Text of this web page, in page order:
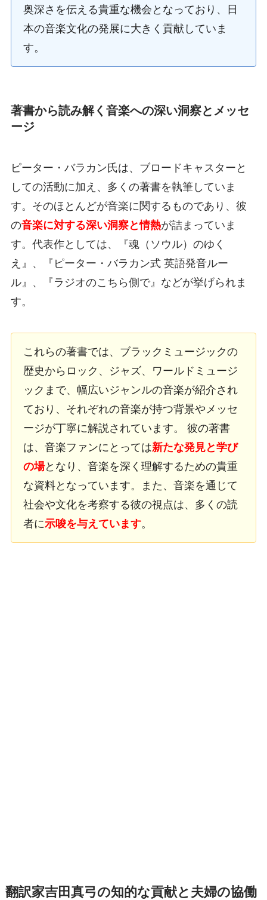
奥深さを伝える貴重な機会となっており、日
本の音楽文化の発展に大きく貢献していま
す。
著書から読み解く音楽への深い洞察とメッセ
ージ
ピーター・バラカン氏は、ブロードキャスターと
しての活動に加え、多くの著書を執筆していま
す。そのほとんどが音楽に関するものであり、彼
の音楽に対する深い洞察と情熱が詰まっていま
す。代表作としては、『魂（ソウル）のゆく
え』、『ピーター・バラカン式 英語発音ルー
ル』、『ラジオのこちら側で』などが挙げられま
す。
これらの著書では、ブラックミュージックの
歴史からロック、ジャズ、ワールドミュージ
ックまで、幅広いジャンルの音楽が紹介され
ており、それぞれの音楽が持つ背景やメッセ
ージが丁寧に解説されています。 彼の著書
は、音楽ファンにとっては新たな発見と学び
の場となり、音楽を深く理解するための貴重
な資料となっています。また、音楽を通じて
社会や文化を考察する彼の視点は、多くの読
者に示唆を与えています。
翻訳家吉田真弓の知的な貢献と夫婦の協働